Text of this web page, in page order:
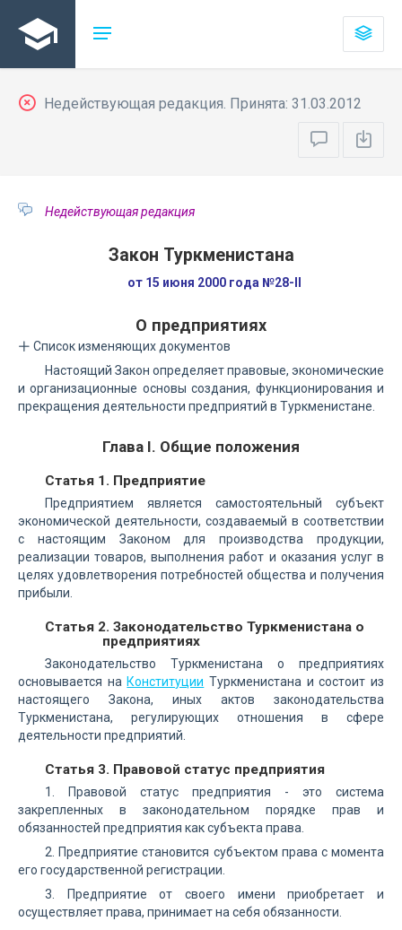
Недействующая редакция. Принята: 31.03.2012
Недействующая редакция
Закон Туркменистана
от 15 июня 2000 года №28-II
О предприятиях
Список изменяющих документов
Настоящий Закон определяет правовые, экономические
и организационные основы создания, функционирования и
прекращения деятельности предприятий в Туркменистане.
Глава I. Общие положения
Статья 1. Предприятие
Предприятием является самостоятельный субъект
экономической деятельности, создаваемый в соответствии
с настоящим Законом для производства продукции,
реализации товаров, выполнения работ и оказания услуг в
целях удовлетворения потребностей общества и получения
прибыли.
Статья 2. Законодательство Туркменистана о
предприятиях
Законодательство Туркменистана о предприятиях
основывается на Конституции Туркменистана и состоит из
настоящего Закона, иных актов законодательства
Туркменистана, регулирующих отношения в сфере
деятельности предприятий.
Статья 3. Правовой статус предприятия
1. Правовой статус предприятия - это система
закрепленных в законодательном порядке прав и
обязанностей предприятия как субъекта права.
2. Предприятие становится субъектом права с момента
его государственной регистрации.
3. Предприятие от своего имени приобретает и
осуществляет права, принимает на себя обязанности.